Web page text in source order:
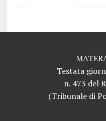
Testata
n. 473 del
(Tribunale di